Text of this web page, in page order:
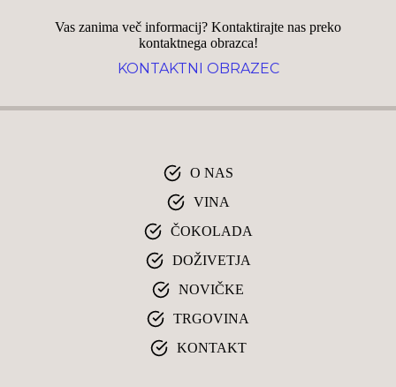
Vas zanima več informacij? Kontaktirajte nas preko
kontaktnega obrazca!
KONTAKTNI OBRAZEC
O NAS
VINA
ČOKOLADA
DOŽIVETJA
NOVIČKE
TRGOVINA
KONTAKT